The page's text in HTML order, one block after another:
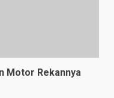
Motor Rekannya